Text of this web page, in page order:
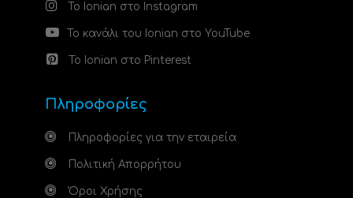
Το Ionian στο Instagram
Το κανάλι του Ionian στο YouTube
Το Ionian στο Pinterest
Πληροφορίες
Πληροφορίες για την εταιρεία
Πολιτική Απορρήτου
Όροι Χρήσης